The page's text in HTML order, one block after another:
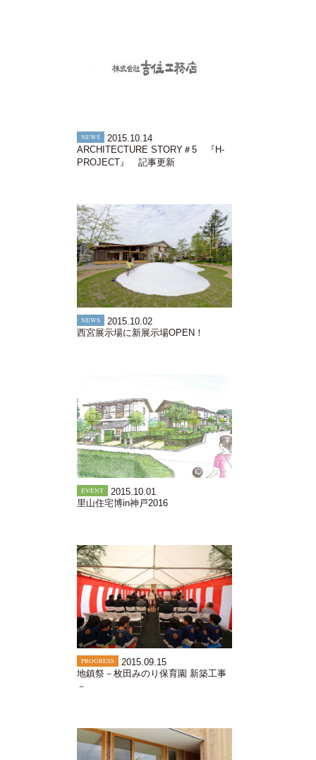
NEWS
2015.10.14
ARCHITECTURE STORY＃5 『H-
PROJECT』 記事更新
NEWS
2015.10.02
西宮展示場に新展示場OPEN！
EVENT
2015.10.01
里山住宅博in神戸2016
PROGRESS
2015.09.15
地鎮祭－枚田みのり保育園 新築工事
－